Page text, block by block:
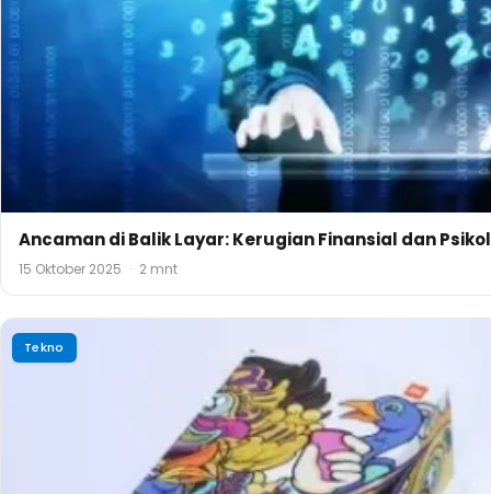
Ancaman di Balik Layar: Kerugian Finansial dan
15 Oktober 2025 · 2 mnt
Tekno